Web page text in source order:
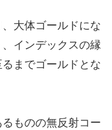
大体ゴールドにな
インデックスの縁
までゴールドとな
ものの無反射コー